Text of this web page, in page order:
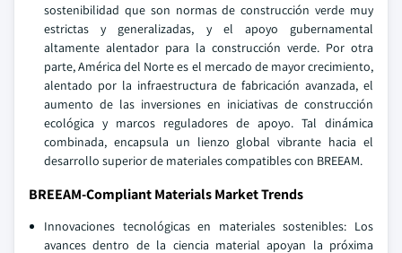
sostenibilidad que son normas de construcción verde muy
estrictas y generalizadas, y el apoyo gubernamental
altamente alentador para la construcción verde. Por otra
parte, América del Norte es el mercado de mayor crecimiento,
alentado por la infraestructura de fabricación avanzada, el
aumento de las inversiones en iniciativas de construcción
ecológica y marcos reguladores de apoyo. Tal dinámica
combinada, encapsula un lienzo global vibrante hacia el
desarrollo superior de materiales compatibles con BREEAM.
BREEAM-Compliant Materials Market Trends
Innovaciones tecnológicas en materiales sostenibles: Los
avances dentro de la ciencia material apoyan la próxima